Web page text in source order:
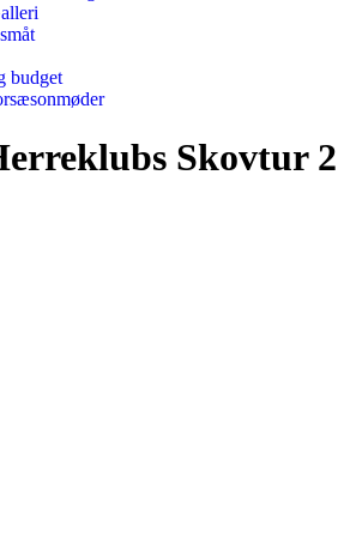
budget
Skovtur